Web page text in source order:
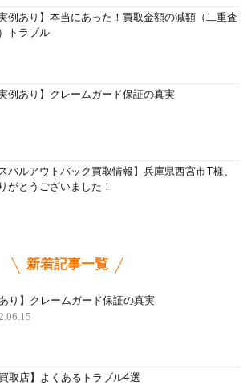
実例あり】本当にあった！買取金額の減額（二重査
トラブル
実例あり】クレームガード保証の真実
スバルアウトバック買取情報】兵庫県西宮市T様、
がとうございました！
新着記事一覧
あり】クレームガード保証の真実
買取店】よくあるトラブル4選